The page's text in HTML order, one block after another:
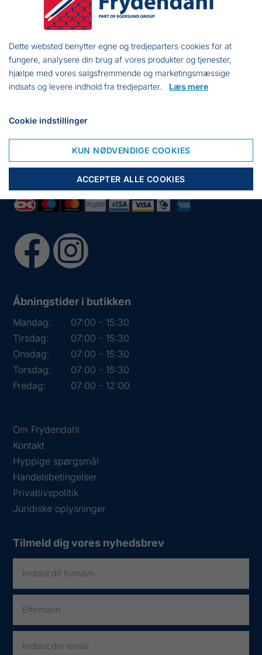
LÆG I KURV
Umonteret fiskenet.
6950 Ringkøbing
fiskenet@frydendahl.com
CVR: DK 15891645
Åbningstider i butikken
Mandag:
07:00 - 15:30
Tirsdag:
07:00 - 15:30
Onsdag:
07:00 - 15:30
Torsdag:
07:00 - 15:30
Fredag:
07:00 - 12:00
Om Frydendahl
Kontakt
Hyppige spørgsmål
Handelsbetingelser
Privatlivspolitik
Juridiske oplysninger
Tilmeld dig vores nyhedsbrev
Dette websted benytter egne og tredjeparters cookies for at
fungere, analysere din brug af vores produkter og tjenester,
hjælpe med vores salgsfremmende og marketingsmæssige
indsats og levere indhold fra tredjeparter. Læs mere
Cookie indstillinger
KUN NØDVENDIGE COOKIES
ACCEPTER ALLE COOKIES